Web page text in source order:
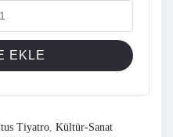
EKLE
Tiyatro, Kültür-Sanat